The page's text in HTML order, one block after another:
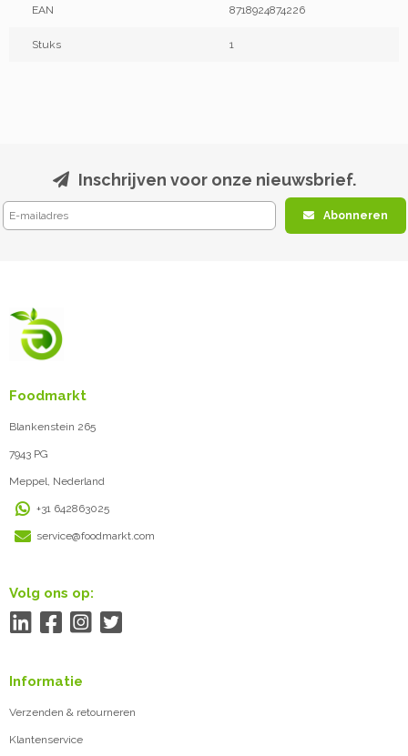
EAN 8718924874226
Stuks 1
Inschrijven voor onze nieuwsbrief.
Abonneren
Foodmarkt
Blankenstein 265
7943 PG
Meppel, Nederland
+31 642863025
service@foodmarkt.com
Volg ons op:
Informatie
Verzenden & retourneren
Klantenservice